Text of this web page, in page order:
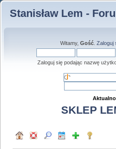
Stanisław Lem -
Witamy, Gość. Zaloguj
Zaloguj się podając nazwę
SKLEP